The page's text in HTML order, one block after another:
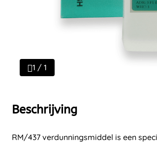
1 / 1
Beschrijving
RM/437 verdunningsmiddel is een